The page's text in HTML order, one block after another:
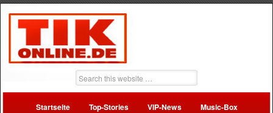
Startseite Top-Stories VIP-News Music-Box